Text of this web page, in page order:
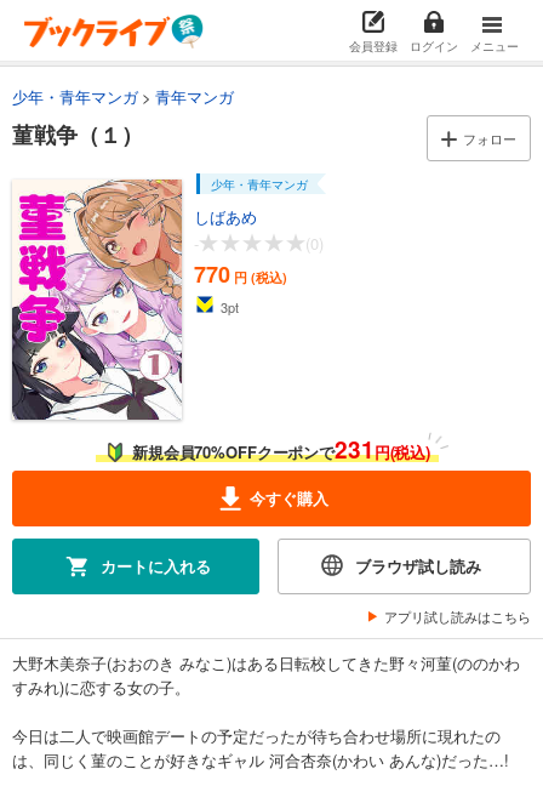
会員登録 ログイン メニュー
少年・青年マンガ 青年マンガ
菫戦争（１） フォロー
少年・青年マンガ
しばあめ
-
(0)
770 円 (税込)
3pt
新規会員70%OFFクーポンで231円(税込)
今すぐ購入
カートに入れる ブラウザ試し読み
アプリ試し読みはこちら
大野木美奈子(おおのき みなこ)はある日転校してきた野々河菫(ののかわ
すみれ)に恋する女の子。
今日は二人で映画館デートの予定だったが待ち合わせ場所に現れたの
は、同じく菫のことが好きなギャル 河合杏奈(かわい あんな)だった…!